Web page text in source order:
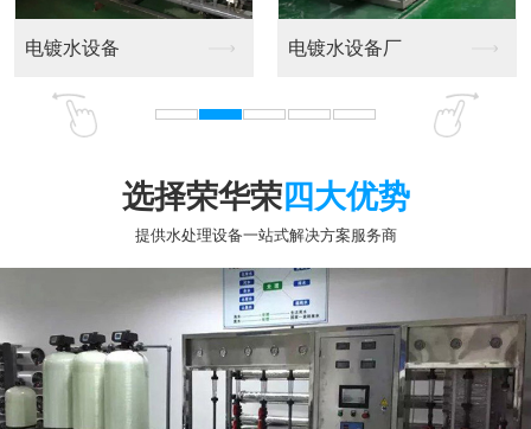
专业十五年行业经验
专业从事水处理设备制造与工程安装，工厂开业至
今以有多年，拥有经验丰富的生产车间及大批工程技术